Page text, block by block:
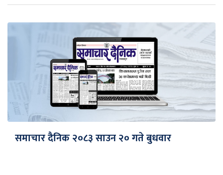
समाचार दैनिक २०८३ साउन २० गते बुधवार